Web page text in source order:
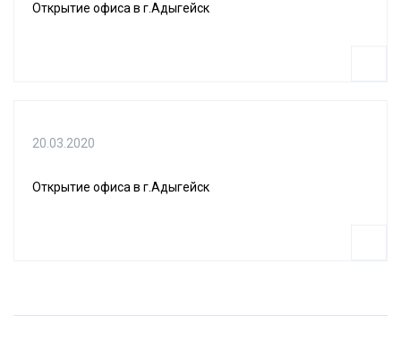
Открытие офиса в г.Адыгейск
20.03.2020
Открытие офиса в г.Адыгейск